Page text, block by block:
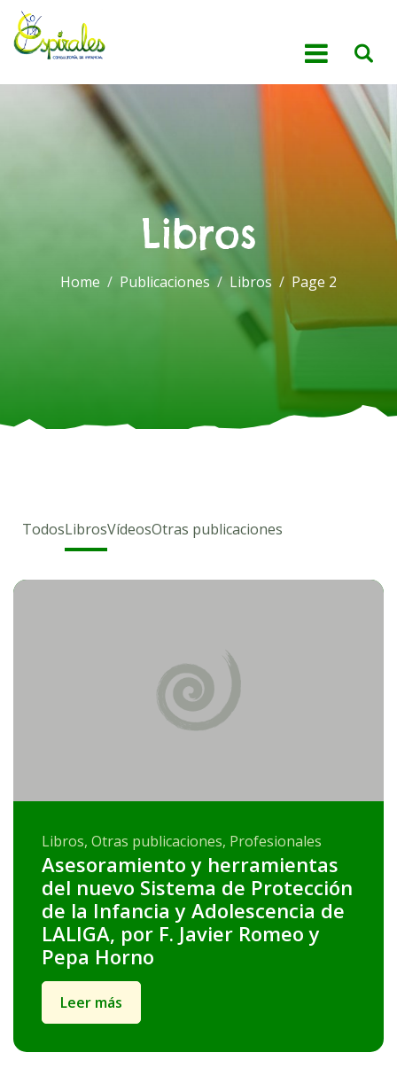
Libros
Home Publicaciones Libros Page 2
TodosLibrosVídeosOtras publicaciones
Libros, Otras publicaciones, Profesionales
Asesoramiento y herramientas
del nuevo Sistema de Protección
de la Infancia y Adolescencia de
LALIGA, por F. Javier Romeo y
Pepa Horno
Leer más